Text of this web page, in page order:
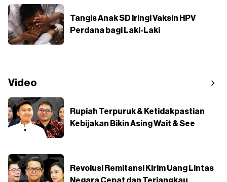
Tangis Anak SD Iringi Vaksin HPV
Perdana bagi Laki-Laki
Video
Rupiah Terpuruk & Ketidakpastian
Kebijakan Bikin Asing Wait & See
Revolusi Remitansi Kirim Uang Lintas